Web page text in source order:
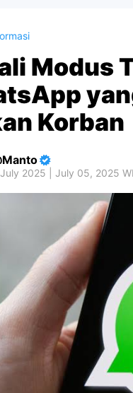
Modus
Korban
Manto
2025 | July 05, 2025